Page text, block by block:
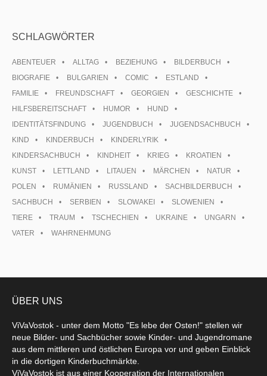
SCHLAGWÖRTER
ABENTEUER ALLTAG BEZIEHUNG
BILDERBUCH
BIOGRAFIE
BULGARIEN COMIC
ESTLAND
FAMILIE
FREUNDSCHAFT GEORGIEN
GESCHICHTE
HILFSBEREITSCHAFT
HUMOR
HUND
IDENTITÄTSFINDUNG
JUGENDBUCH
JUGENDSACHBUCH
KIND
KINDERBUCH
KINDERLYRIK
KINDERSACHBUCH
KINDHEIT KRIEG
KROATIEN
KUNST
LETTLAND LITAUEN MÄRCHEN
NATUR
POLEN
RUMÄNIEN RUSSLAND
SACHBILDERBUCH
SACHBUCH
SERBIEN SLOWAKEI
SLOWENIEN
TIERE
TRAUM TSCHECHIEN UKRAINE
UNGARN
VATER
WAHRNEHMUNG
ÜBER UNS
ViVaVostok - unter dem Motto "Es lebe der Osten!" stellen wir
neue Bilder- und Sachbücher sowie Kinder- und Jugendromane
aus dem mittleren und östlichen Europa vor und geben Einblick
in die dortigen Kinderbuchmärkte.
ViVaVostok ist aus einer Kooperation der Internationalen